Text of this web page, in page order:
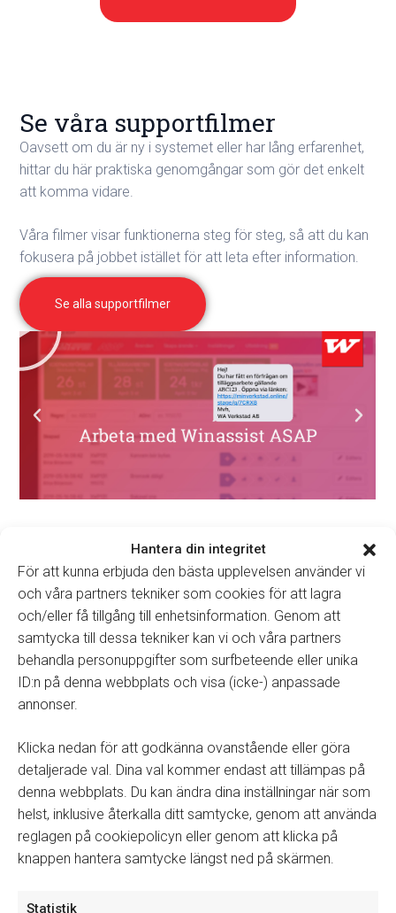
Hantera din integritet
För att kunna erbjuda den bästa upplevelsen använder vi
och våra partners tekniker som cookies för att lagra
och/eller få tillgång till enhetsinformation. Genom att
samtycka till dessa tekniker kan vi och våra partners
behandla personuppgifter som surfbeteende eller unika
ID:n på denna webbplats och visa (icke-) anpassade
annonser.
Klicka nedan för att godkänna ovanstående eller göra
detaljerade val. Dina val kommer endast att tillämpas på
denna webbplats. Du kan ändra dina inställningar när som
helst, inklusive återkalla ditt samtycke, genom att använda
reglagen på cookiepolicyn eller genom att klicka på
knappen hantera samtycke längst ned på skärmen.
Statistik
Se våra supportfilmer
Oavsett om du är ny i systemet eller har lång erfarenhet,
hittar du här praktiska genomgångar som gör det enkelt
att komma vidare.
Våra filmer visar funktionerna steg för steg, så att du kan
fokusera på jobbet istället för att leta efter information.
Se alla supportfilmer